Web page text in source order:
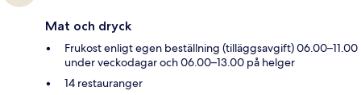
Mat och dryck
Frukost enligt egen beställning (tilläggsavgift) 06.00–11.00
under veckodagar och 06.00–13.00 på helger
14 restauranger